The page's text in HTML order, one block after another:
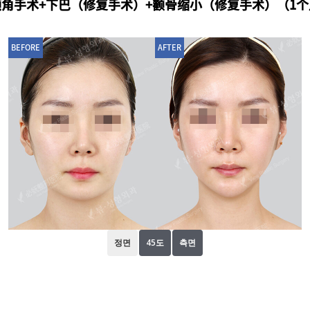
手术+下巴（修复手术）+颧骨缩小（修复手术）（1
BEFORE AFTER